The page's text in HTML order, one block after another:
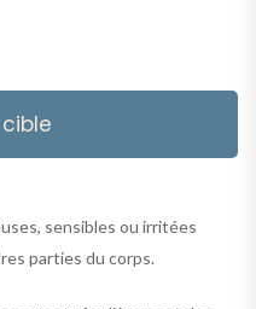
sensibles ou irritées
parties du corps.